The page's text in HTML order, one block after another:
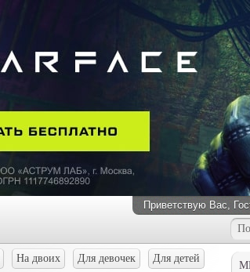
Приветствую Вас,
На двоих Для девочек Для детей